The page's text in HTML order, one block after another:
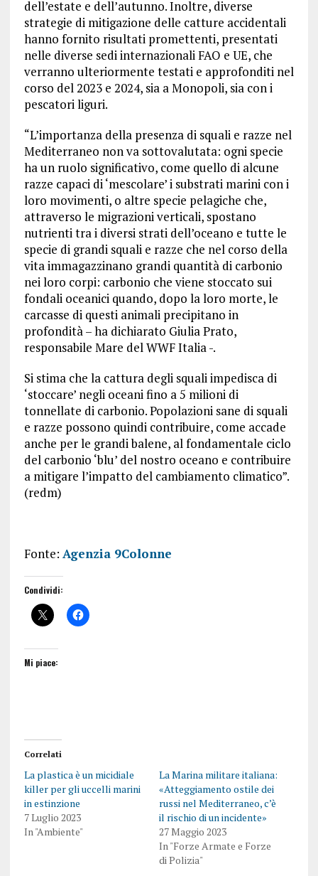
dell’estate e dell’autunno. Inoltre, diverse
strategie di mitigazione delle catture accidentali
hanno fornito risultati promettenti, presentati
nelle diverse sedi internazionali FAO e UE, che
verranno ulteriormente testati e approfonditi nel
corso del 2023 e 2024, sia a Monopoli, sia con i
pescatori liguri.
“L’importanza della presenza di squali e razze nel
Mediterraneo non va sottovalutata: ogni specie
ha un ruolo significativo, come quello di alcune
razze capaci di ‘mescolare’ i substrati marini con i
loro movimenti, o altre specie pelagiche che,
attraverso le migrazioni verticali, spostano
nutrienti tra i diversi strati dell’oceano e tutte le
specie di grandi squali e razze che nel corso della
vita immagazzinano grandi quantità di carbonio
nei loro corpi: carbonio che viene stoccato sui
fondali oceanici quando, dopo la loro morte, le
carcasse di questi animali precipitano in
profondità – ha dichiarato Giulia Prato,
responsabile Mare del WWF Italia -.
Si stima che la cattura degli squali impedisca di
‘stoccare’ negli oceani fino a 5 milioni di
tonnellate di carbonio. Popolazioni sane di squali
e razze possono quindi contribuire, come accade
anche per le grandi balene, al fondamentale ciclo
del carbonio ‘blu’ del nostro oceano e contribuire
a mitigare l’impatto del cambiamento climatico”.
(redm)
Fonte: Agenzia 9Colonne
Condividi:
Mi piace:
Correlati
La plastica è un micidiale
killer per gli uccelli marini
in estinzione
7 Luglio 2023
In "Ambiente"
La Marina militare italiana:
«Atteggiamento ostile dei
russi nel Mediterraneo, c’è
il rischio di un incidente»
27 Maggio 2023
In "Forze Armate e Forze
di Polizia"